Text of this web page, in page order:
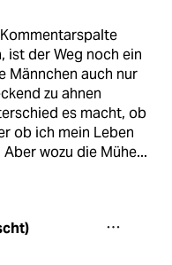
ist der Weg noch ein
Männchen auch nur
zu ahnen
es macht, ob
ob ich mein Leben
wozu die Mühe...